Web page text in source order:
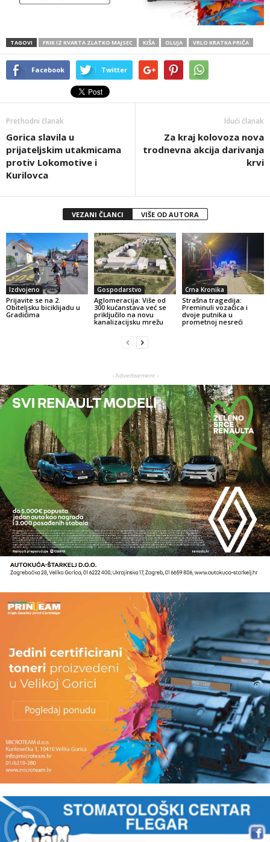
TAGOVI FRIK IZ KVARTA ZLATKO MAJSEC KIŠA OLUJA VRLO KRATKA PRIČA
Facebook Twitter
Prethodni članak
Gorica slavila u
prijateljskim utakmicama
protiv Lokomotive i
Kurilovca
Idući članak
Za kraj kolovoza nova
trodnevna akcija darivanja
krvi
VEZANI ČLANCI VIŠE OD AUTORA
Izdvojeno
Prijavite se na 2.
Obiteljsku biciklijadu u
Gradićima
Gospodarstvo
Aglomeracija: Više od
300 kućanstava već se
priključilo na novu
kanalizacijsku mrežu
Crna Kronika
Strašna tragedija:
Preminuli vozačica i
dvoje putnika u
prometnoj nesreći
- Advertisement -